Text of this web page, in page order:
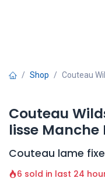
Shop Couteau
Couteau
lisse Manche
Couteau lame fixe
6 sold in last 24